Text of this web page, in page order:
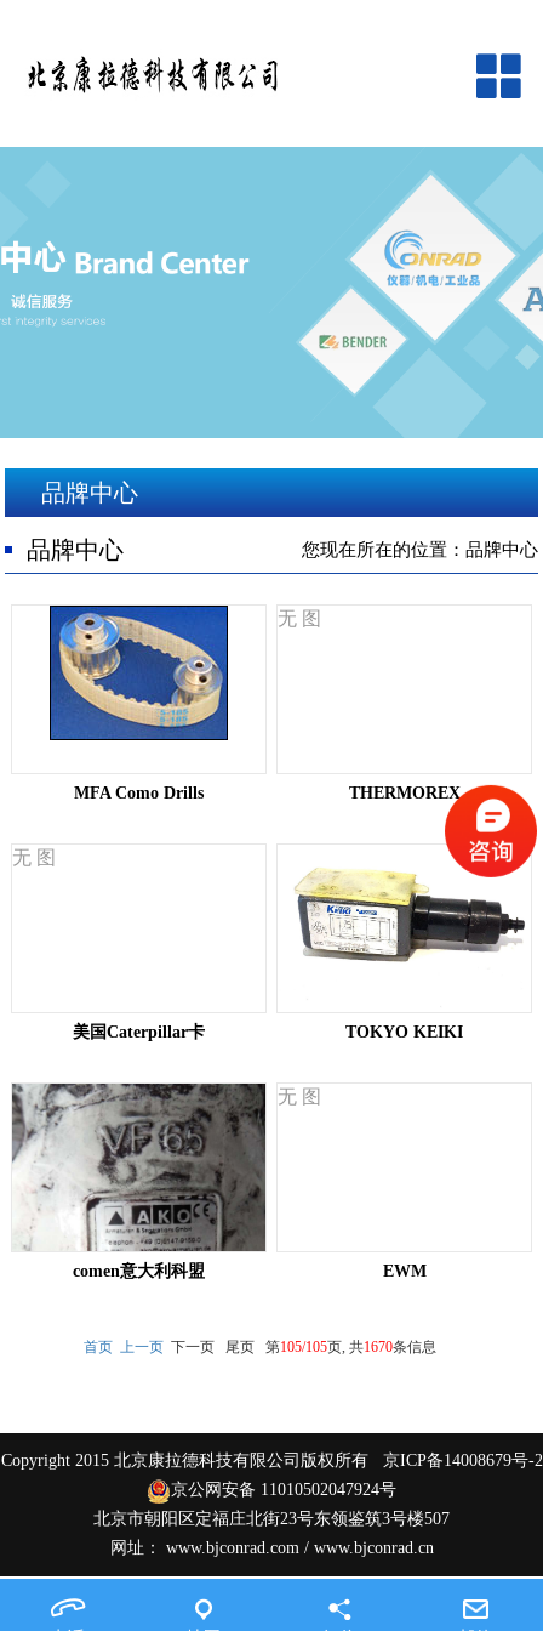
品牌中心
客户服务
在线留言
人才招聘
品牌中心
品牌中心 您现在所在的位置：品牌中心
MFA Como Drills
无 图
THERMOREX
无 图
美国Caterpillar卡 TOKYO KEIKI
comen意大利科盟
无 图
EWM
首页 上一页下一页 尾页 第105/105页, 共1670条信息
Copyright 2015 北京康拉德科技有限公司版权所有 京ICP备14008679号-2
京公网安备 11010502047924号
北京市朝阳区定福庄北街23号东领鉴筑3号楼507
网址： www.bjconrad.com/ www.bjconrad.cn